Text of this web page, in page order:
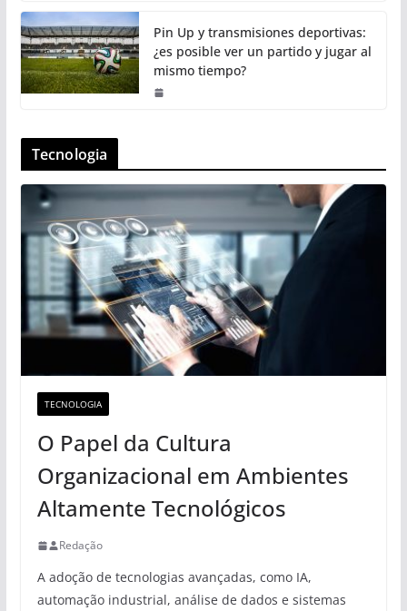
Pin Up y transmisiones deportivas:
¿es posible ver un partido y jugar al
mismo tiempo?
Tecnologia
TECNOLOGIA
O Papel da Cultura
Organizacional em Ambientes
Altamente Tecnológicos
Redação
A adoção de tecnologias avançadas, como IA,
automação industrial, análise de dados e sistemas